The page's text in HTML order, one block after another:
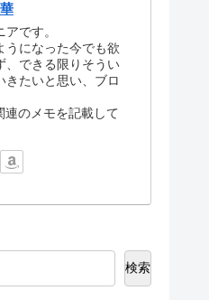
です。
うになった今でも欲
、できる限りそうい
きたいと思い、ブロ
連のメモを記載して
検索